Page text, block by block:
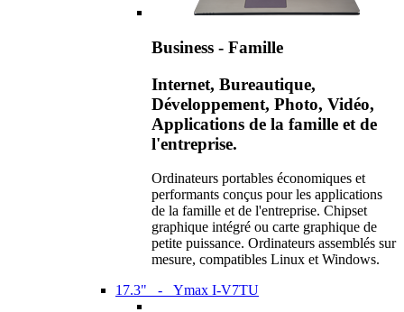
Business - Famille
Internet, Bureautique,
Développement, Photo, Vidéo,
Applications de la famille et de
l'entreprise.
Ordinateurs portables économiques et
performants conçus pour les applications
de la famille et de l'entreprise. Chipset
graphique intégré ou carte graphique de
petite puissance. Ordinateurs assemblés sur
mesure, compatibles Linux et Windows.
17.3" - Ymax I-V7TU